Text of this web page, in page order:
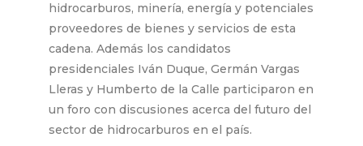
hidrocarburos, minería, energía y potenciales
proveedores de bienes y servicios de esta
cadena. Además los candidatos
presidenciales Iván Duque, Germán Vargas
Lleras y Humberto de la Calle participaron en
un foro con discusiones acerca del futuro del
sector de hidrocarburos en el país.